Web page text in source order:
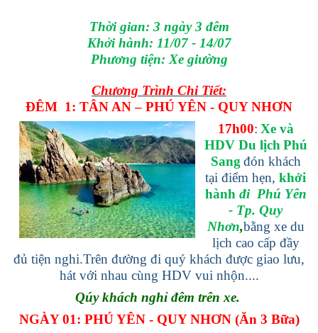
Thời gian: 3 ngày 3 đêm
Khởi hành: 11/07 - 14/07
Phương tiện: Xe giường
Chương Trình Chi Tiết:
ĐÊM 1: TÂN AN – PHÚ YÊN - QUY NHƠN
17h00: Xe và
HDV Du lịch Phú
Sang đón khách
tại điểm hẹn, khởi
hành đi Phú Yên
- Tp. Quy
Nhơn,bằng xe du
lịch cao cấp đầy
đủ tiện nghi.Trên đường đi quý khách được giao lưu,
hát với nhau cùng HDV vui nhộn....
Qúy khách nghỉ đêm trên xe.
NGÀY 01: PHÚ YÊN - QUY NHƠN (Ăn 3 Bữa)